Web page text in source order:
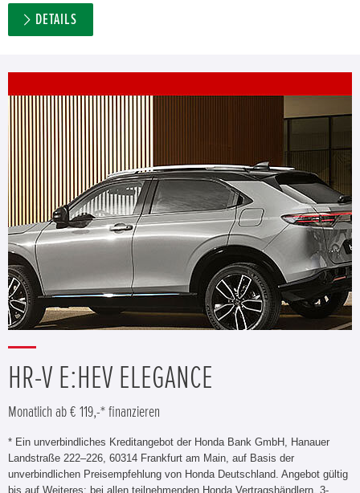
DETAILS
HR-V E:HEV ELEGANCE
Monatlich ab € 119,-* finanzieren
* Ein unverbindliches Kreditangebot der Honda Bank GmbH, Hanauer
Landstraße 222–226, 60314 Frankfurt am Main, auf Basis der
unverbindlichen Preisempfehlung von Honda Deutschland. Angebot gültig
bis auf Weiteres; bei allen teilnehmenden Honda Vertragshändlern. 3-